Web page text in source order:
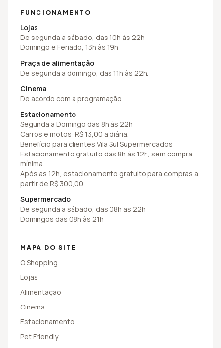
FUNCIONAMENTO
Lojas
De segunda a sábado, das 10h às 22h
Domingo e Feriado, 13h às 19h
Praça de alimentação
De segunda a domingo, das 11h às 22h.
Cinema
De acordo com a programação
Estacionamento
Segunda a Domingo das 8h às 22h
Carros e motos: R$ 13,00 a diária.
Benefício para clientes Vila Sul Supermercados
Estacionamento gratuito das 8h às 12h, sem compra
mínima.
Após as 12h, estacionamento gratuito para compras a
partir de R$ 300,00.
Supermercado
De segunda a sábado, das 08h as 22h
Domingos das 08h às 21h
MAPA DO SITE
O Shopping
Lojas
Alimentação
Cinema
Estacionamento
Pet Friendly